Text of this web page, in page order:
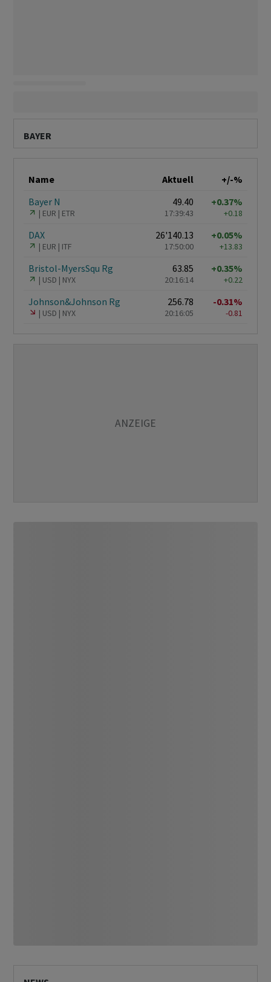
BAYER
Name Aktuell
+/-%
Bayer N
EUR ETR
49.40
17:39:43
+0.37%
+0.18
DAX
EUR ITF
26'140.13
17:50:00
+0.05%
+13.83
Bristol-MyersSqu Rg
USD NYX
63.85
20:16:14
+0.35%
+0.22
Johnson&Johnson Rg
USD NYX
256.78
20:16:05
-0.31%
-0.81